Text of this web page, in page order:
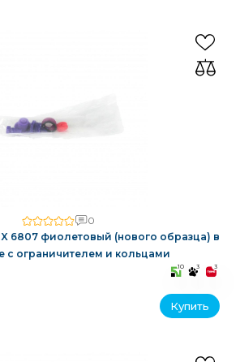
0
6807 фиолетовый (нового образца) в
с ограничителем и кольцами
10 3 3
Купить